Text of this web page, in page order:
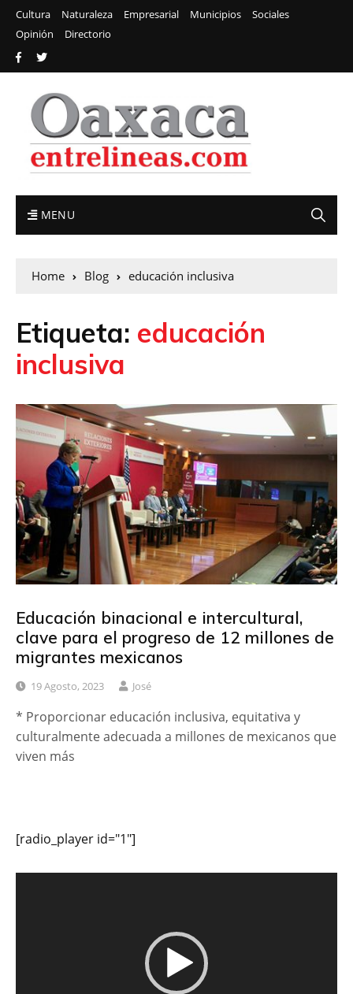
Cultura Naturaleza Empresarial Municipios
Sociales
Opinión
Directorio
MENU
Home Blog educación inclusiva
Etiqueta: educación
inclusiva
Educación binacional e intercultural,
clave para el progreso de 12 millones de
migrantes mexicanos
19 Agosto, 2023 José
* Proporcionar educación inclusiva, equitativa y
culturalmente adecuada a millones de mexicanos que
viven más
[radio_player id="1"]